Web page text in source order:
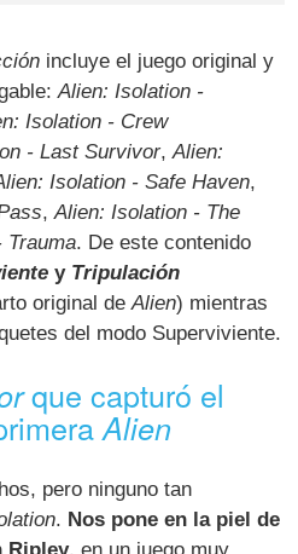
incluye el juego original y
Alien: Isolation -
Isolation - Crew
- Last Survivor,Alien:
Isolation - Safe Haven,
,Alien: Isolation - The
Trauma. De este contenido
y Tripulación
original deAlien) mientras
del modo Superviviente.
que capturó el
Alien
pero ninguno tan
. Nos pone en la piel de